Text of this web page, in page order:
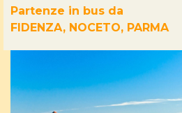
Partenze in bus da
FIDENZA, NOCETO, PARMA